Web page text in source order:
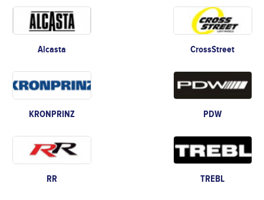
Alcasta CrossStreet
KRONPRINZ PDW
RR TREBL